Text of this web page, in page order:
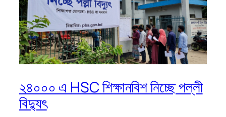
২৪০০০ এ HSC শিক্ষানবিশ নিচ্ছে পল্লী
বিদ্যুৎ